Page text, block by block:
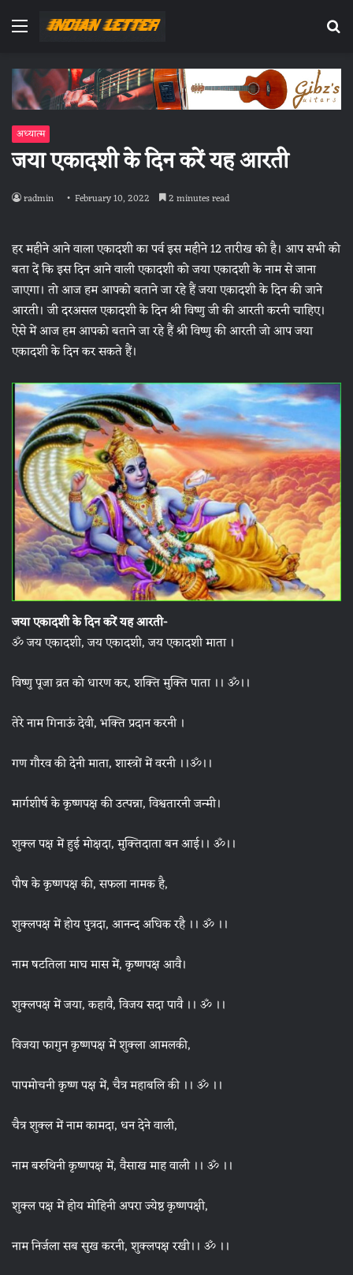
Menu
अध्यात्म
जया एकादशी के दिन करें यह आरती
radmin February 10, 2022 2 minutes read
हर महीने आने वाला एकादशी का पर्व इस महीने 12 तारीख को है। आप सभी को
बता दें कि इस दिन आने वाली एकादशी को जया एकादशी के नाम से जाना
जाएगा। तो आज हम आपको बताने जा रहे हैं जया एकादशी के दिन की जाने
आरती। जी दरअसल एकादशी के दिन श्री विष्णु जी की आरती करनी चाहिए।
ऐसे में आज हम आपको बताने जा रहे हैं श्री विष्णु की आरती जो आप जया
एकादशी के दिन कर सकते हैं।
जया एकादशी के दिन करें यह आरती-
ॐ जय एकादशी, जय एकादशी, जय एकादशी माता ।
विष्णु पूजा व्रत को धारण कर, शक्ति मुक्ति पाता ।। ॐ।।
तेरे नाम गिनाऊं देवी, भक्ति प्रदान करनी ।
गण गौरव की देनी माता, शास्त्रों में वरनी ।।ॐ।।
मार्गशीर्ष के कृष्णपक्ष की उत्पन्ना, विश्वतारनी जन्मी।
शुक्ल पक्ष में हुई मोक्षदा, मुक्तिदाता बन आई।। ॐ।।
पौष के कृष्णपक्ष की, सफला नामक है,
शुक्लपक्ष में होय पुत्रदा, आनन्द अधिक रहै ।। ॐ ।।
नाम षटतिला माघ मास में, कृष्णपक्ष आवै।
शुक्लपक्ष में जया, कहावै, विजय सदा पावै ।। ॐ ।।
विजया फागुन कृष्णपक्ष में शुक्ला आमलकी,
पापमोचनी कृष्ण पक्ष में, चैत्र महाबलि की ।। ॐ ।।
चैत्र शुक्ल में नाम कामदा, धन देने वाली,
नाम बरुथिनी कृष्णपक्ष में, वैसाख माह वाली ।। ॐ ।।
शुक्ल पक्ष में होय मोहिनी अपरा ज्येष्ठ कृष्णपक्षी,
नाम निर्जला सब सुख करनी, शुक्लपक्ष रखी।। ॐ ।।